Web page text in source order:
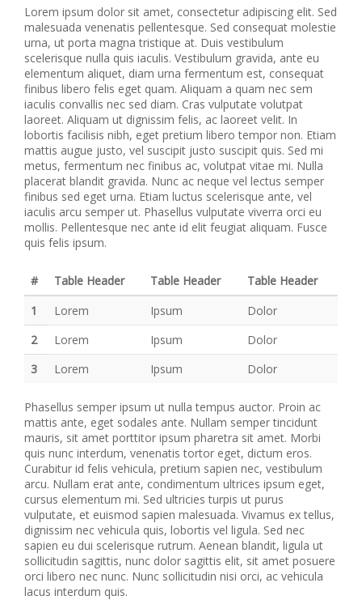
Lorem ipsum dolor sit amet, consectetur adipiscing elit. Sed
malesuada venenatis pellentesque. Sed consequat molestie
urna, ut porta magna tristique at. Duis vestibulum
scelerisque nulla quis iaculis. Vestibulum gravida, ante eu
elementum aliquet, diam urna fermentum est, consequat
finibus libero felis eget quam. Aliquam a quam nec sem
iaculis convallis nec sed diam. Cras vulputate volutpat
laoreet. Aliquam ut dignissim felis, ac laoreet velit. In
lobortis facilisis nibh, eget pretium libero tempor non. Etiam
mattis augue justo, vel suscipit justo suscipit quis. Sed mi
metus, fermentum nec finibus ac, volutpat vitae mi. Nulla
placerat blandit gravida. Nunc ac neque vel lectus semper
finibus sed eget urna. Etiam luctus scelerisque ante, vel
iaculis arcu semper ut. Phasellus vulputate viverra orci eu
mollis. Pellentesque nec ante id elit feugiat aliquam. Fusce
quis felis ipsum.
# Table Header Table Header
Table Header
1
Lorem Ipsum
Dolor
2
Lorem Ipsum
Dolor
3
Lorem Ipsum Dolor
Phasellus semper ipsum ut nulla tempus auctor. Proin ac
mattis ante, eget sodales ante. Nullam semper tincidunt
mauris, sit amet porttitor ipsum pharetra sit amet. Morbi
quis nunc interdum, venenatis tortor eget, dictum eros.
Curabitur id felis vehicula, pretium sapien nec, vestibulum
arcu. Nullam erat ante, condimentum ultrices ipsum eget,
cursus elementum mi. Sed ultricies turpis ut purus
vulputate, et euismod sapien malesuada. Vivamus ex tellus,
dignissim nec vehicula quis, lobortis vel ligula. Sed nec
sapien eu dui scelerisque rutrum. Aenean blandit, ligula ut
sollicitudin sagittis, nunc dolor sagittis elit, sit amet posuere
orci libero nec nunc. Nunc sollicitudin nisi orci, ac vehicula
lacus interdum quis.